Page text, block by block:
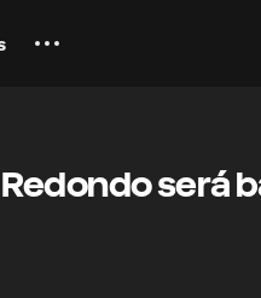
será